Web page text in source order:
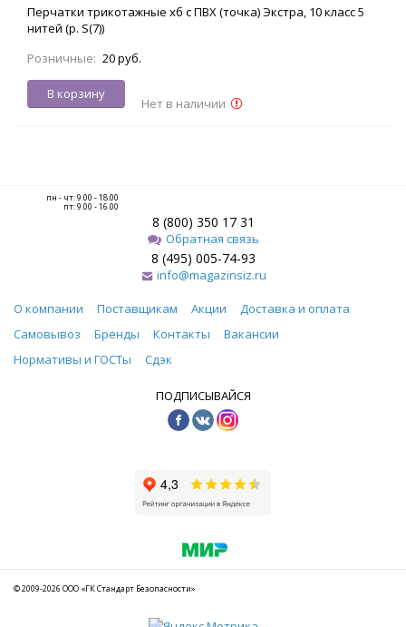
Перчатки трикотажные хб с ПВХ (точка) Экстра, 10 класс 5
нитей (р. S(7))
Розничные: 20 руб.
В корзину
Нет в наличии
пн - чт: 9.00 - 18.00
пт: 9.00 - 16.00
8 (800) 350 17 31
Обратная связь
8 (495) 005-74-93
info@magazinsiz.ru
О компании Поставщикам Акции
Доставка и оплата
Самовывоз
Бренды Контакты
Вакансии
Нормативы и ГОСТы
Сдэк
ПОДПИСЫВАЙСЯ
© 2009-2026 ООО «ГК Стандарт Безопасности»